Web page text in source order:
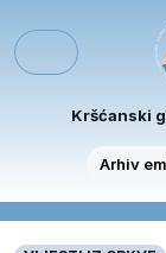
Menu
Kršćanski
Arhiv